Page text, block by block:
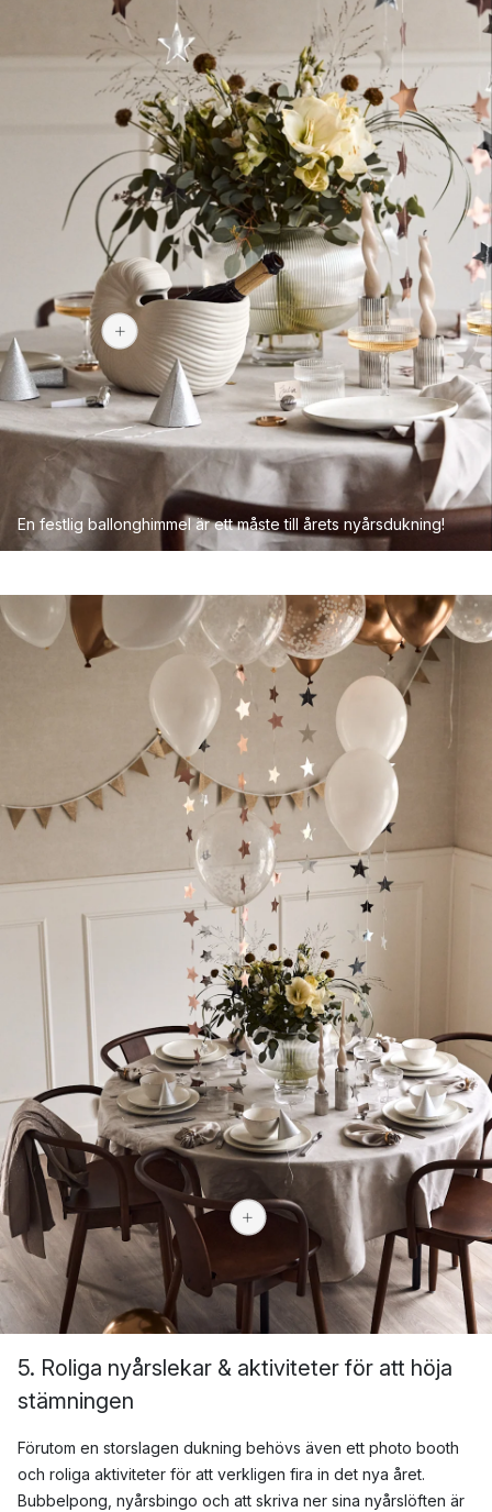
En festlig ballonghimmel är ett måste till årets nyårsdukning!
749 kr
5 015 kr
5. Roliga nyårslekar & aktiviteter för att höja
stämningen
Förutom en storslagen dukning behövs även ett photo booth
och roliga aktiviteter för att verkligen fira in det nya året.
Bubbelpong, nyårsbingo och att skriva ner sina nyårslöften är